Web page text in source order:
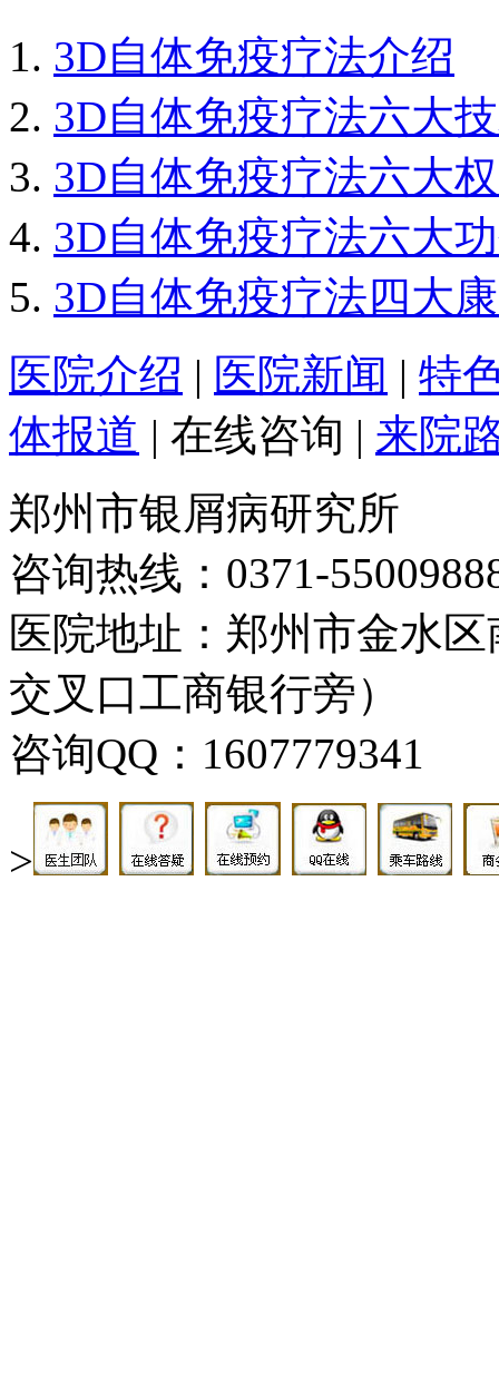
3D自体免疫疗法介绍
3D自体免疫疗法六大
3D自体免疫疗法六大
3D自体免疫疗法六大
3D自体免疫疗法四大
医院介绍 | 医院新闻 | 特
体报道 | 在线咨询 | 来院
郑州市银屑病研究所
咨询热线：0371-
医院地址：郑州市金水
交叉口工商银行旁）
咨询QQ：1607779341
>